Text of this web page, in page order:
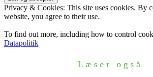
Privacy & Cookies: This site uses cookies. By
website, you agree to their use.
To find out more, including how to control
Datapolitik
Læser også